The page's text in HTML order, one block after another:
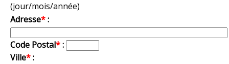
(jour/mois/année)
Adresse*:
Code Postal*:
Ville*: